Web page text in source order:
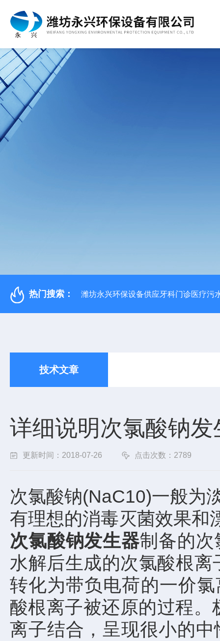
热门搜索： 潍坊永兴环保设备供应牙科门诊医疗污
技术文章
详细说明次氯酸钠
更新时间：2018-07-26 点击次数：2789
次氯酸钠(NaC10)一般为
有理想的消毒灭菌效果和
次氯酸钠发生器制备的次
水解后生成的次氯酸根
转化为带负电荷的一价
酸根离子被还原的过程
离子结合，呈现很小的